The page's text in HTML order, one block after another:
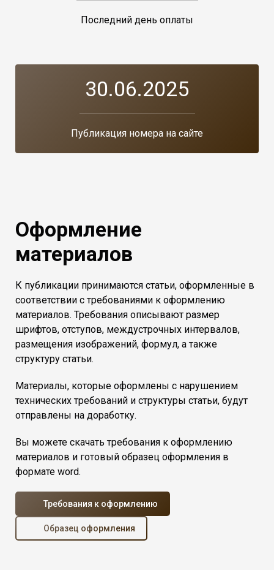
Последний день оплаты
30.06.2025
Публикация номера на сайте
Оформление
материалов
К публикации принимаются статьи, оформленные в
соответствии с требованиями к оформлению
материалов. Требования описывают размер
шрифтов, отступов, междустрочных интервалов,
размещения изображений, формул, а также
структуру статьи.
Материалы, которые оформлены с нарушением
технических требований и структуры статьи, будут
отправлены на доработку.
Вы можете скачать требования к оформлению
материалов и готовый образец оформления в
формате word.
Требования к оформлению
Образец оформления